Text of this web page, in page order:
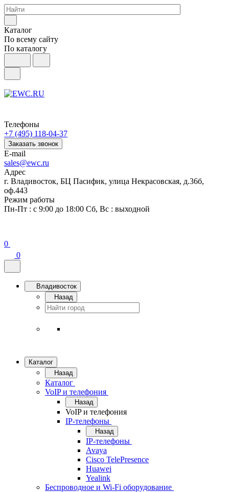
Каталог
По всему сайту
По каталогу
Телефоны
+7 (495) 118-04-37
Заказать звонок
E-mail
sales@ewc.ru
Адрес
г. Владивосток, БЦ Пасифик, улица Некрасовская, д.36б,
оф.443
Режим работы
Пн-Пт : с 9:00 до 18:00 Сб, Вс : выходной
0
0
Владивосток
Назад
Каталог
Назад
Каталог
VoIP и телефония
Назад
VoIP и телефония
IP-телефоны
Назад
IP-телефоны
Avaya
Cisco TelePresence
Huawei
Yealink
Беспроводное и Wi-Fi оборудование